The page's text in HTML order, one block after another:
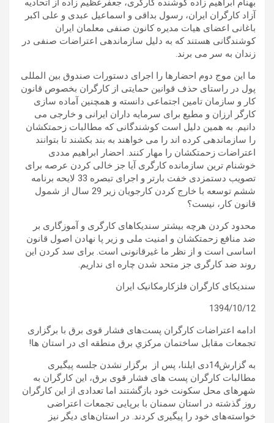
بهنام ابراهیم زاده کوشنده کارگری، جعفرعظیم زاده از اتحادیه
آزاد کارگران ایران، رسول بداقی و اسماعیل عبدی و علی اکبر
باغانی اعضای هیات مدیره کانون صنفی معلمان ایران
کوشندگانی هستند که به دلیل سازماندهی اعتراضات صنفی در
زندان به سر می برند.
ما این موج دوم احضارها را اجرای دستورات صندوق بین المللی
پول در راستای حذف قوانین حمایتی از کارگران بخصوص قانون
کار و سازمان تامین اجتماعی دانسته و همچنین آماده سازی
کارگر ارزان و مطیع برای سرمایه داران ایرانی و خارجی می
دانیم. به همین دلیل است کوشندگانی که مطالبات زحمتکشان
را سازماندهی کرده اند را می خواهند به بند بکشند تا بتوانند
اعتراضات زحمتکشان را مهار کنند. احضار ابراهیم مددی
خوشنام ترین سازمانده کارگری آیا جز خالی کردن عرصه برای
تصویب دستمزدی خفت بارتر و اجرای تبصره 33 لایحه برنامه
ششم توسعه با خارج کردن کارجویان زیر 29 سال از شمول
قانون کار، نیست؟
محدود کردن هرچه بیشتر سندیکاهای کارگری و آموزگاری بر
ضد منافع زحمتکشان و امنیت ملی و زیر پا نهادن اصول قانون
اساسی است و از نظر ما غیرقانونی است. برای سد کردن این
روند ضد کارگری جز متحد شدن چاره ای نداریم.
سندیکای کارگران فلزکارمکانیک ایران
1394/10/12
ادامه اعتراضات کارگران پست‌های فشار قوی برق با برگزاری
تجمعات مقابل ساختمان مركزي برق منطقه ای در استان ها!
به گزارش14دی ایلنا، پس از برگزار نشدن جلسه پیگیری
مطالبات کارگران پست های فشار قوی برق، این کارگران به
شهرهای محل سکونت خود بازگشتند اما تعدادی از این کارگران
روز گذشته در استان سمنان با برپایی تجمعات اعتراضی
خواسته‌های خود را پیگیری کردند. در استان‌های دیگر نیز